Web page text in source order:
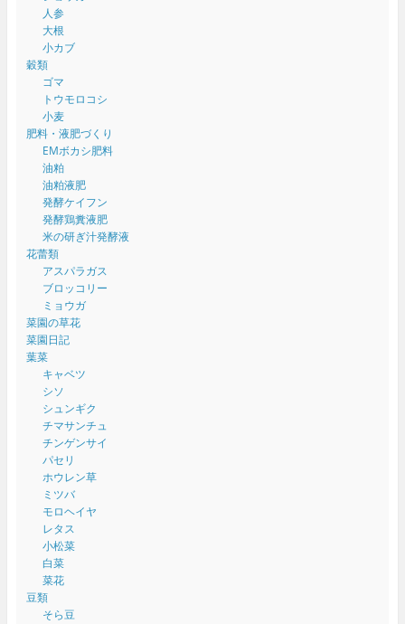
人参
大根
小カブ
穀類
ゴマ
トウモロコシ
小麦
肥料・液肥づくり
EMボカシ肥料
油粕
油粕液肥
発酵ケイフン
発酵鶏糞液肥
米の研ぎ汁発酵液
花蕾類
アスパラガス
ブロッコリー
ミョウガ
菜園の草花
菜園日記
葉菜
キャベツ
シソ
シュンギク
チマサンチュ
チンゲンサイ
パセリ
ホウレン草
ミツバ
モロヘイヤ
レタス
小松菜
白菜
菜花
豆類
そら豆